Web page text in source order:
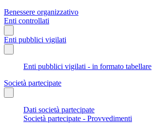
Benessere organizzativo
Enti controllati
Enti pubblici vigilati
Enti pubblici vigilati - in formato tabellare
Società partecipate
Dati società partecipate
Società partecipate - Provvedimenti